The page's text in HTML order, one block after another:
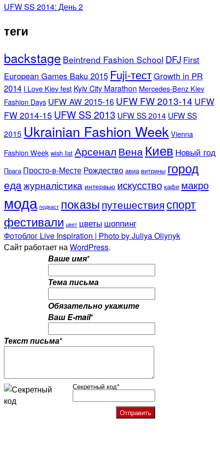
UFW SS 2014: День 2
теги
backstage Beintrend Fashion School DFJ First
European Games Baku 2015 Fuji-тестGrowth in PR
2014 I Love Kiev fest Kyiv City Marathon Mercedes-Benz Kiev
Fashion Days UFW AW 2015-16 UFW FW 2013-14 UFW
FW 2014-15 UFW SS 2013 UFW SS 2014 UFW SS
2015 Ukrainian Fashion Week Vienna
Fashion Week wish list Арсенал Вена Киев Новый год
Прага Просто-в-Месте Рождество авиа витрины город
едажурналістика интервью искусство кафе макро
мода подкаст показы путешествия спорт
фестивали цвет цветы шоппинг
Фотоблог Live Inspiration | Photo by Juliya Oliynyk
Сайт работает наWordPress.
Ваше имя*
Тема письма
Обязательно укажите
Ваш E-mail*
Текст письма*
Секретный код*